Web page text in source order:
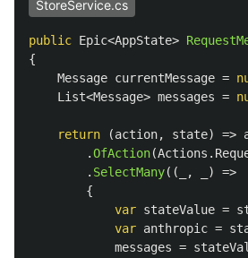
StoreService.cs
public Epic<AppState>
{
Message currentMessage =
List<Message> messages =
return (action, state) =>
.OfAction(Actions .
. SelectMany(( , )
=>
{
var stateValue =
var anthropic =
messages =